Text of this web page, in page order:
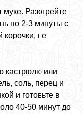
муке. Разогрейте
по 2-3 минуты с
корочки, не
кастрюлю или
соль, перец и
и готовьте в
40-50 минут до